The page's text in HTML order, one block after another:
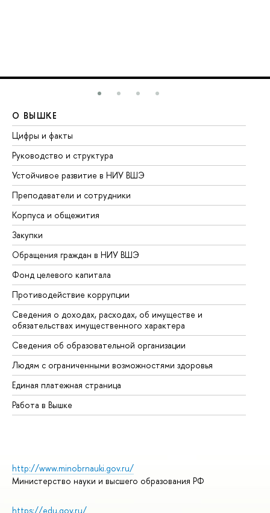
О ВЫШКЕ
Цифры и факты
Руководство и структура
Устойчивое развитие в НИУ ВШЭ
Преподаватели и сотрудники
Корпуса и общежития
Закупки
Обращения граждан в НИУ ВШЭ
Фонд целевого капитала
Противодействие коррупции
Сведения о доходах, расходах, об имуществе и
обязательствах имущественного характера
Сведения об образовательной организации
Людям с ограниченными возможностями здоровья
Единая платежная страница
Работа в Вышке
http://www.minobrnauki.gov.ru/
Министерство науки и высшего образования РФ
https://edu.gov.ru/